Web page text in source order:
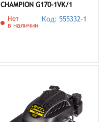
CHAMPION G170-1VK/1
Нет
в наличии
Код: 555332-1